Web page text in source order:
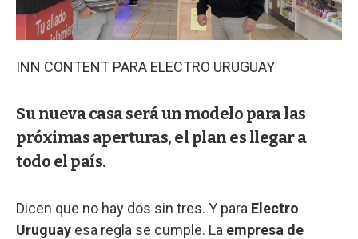
INN CONTENT PARA ELECTRO URUGUAY
Su nueva casa será un modelo para las
próximas aperturas, el plan es llegar a
todo el país.
Dicen que no hay dos sin tres. Y para Electro
Uruguay esa regla se cumple. La empresa de